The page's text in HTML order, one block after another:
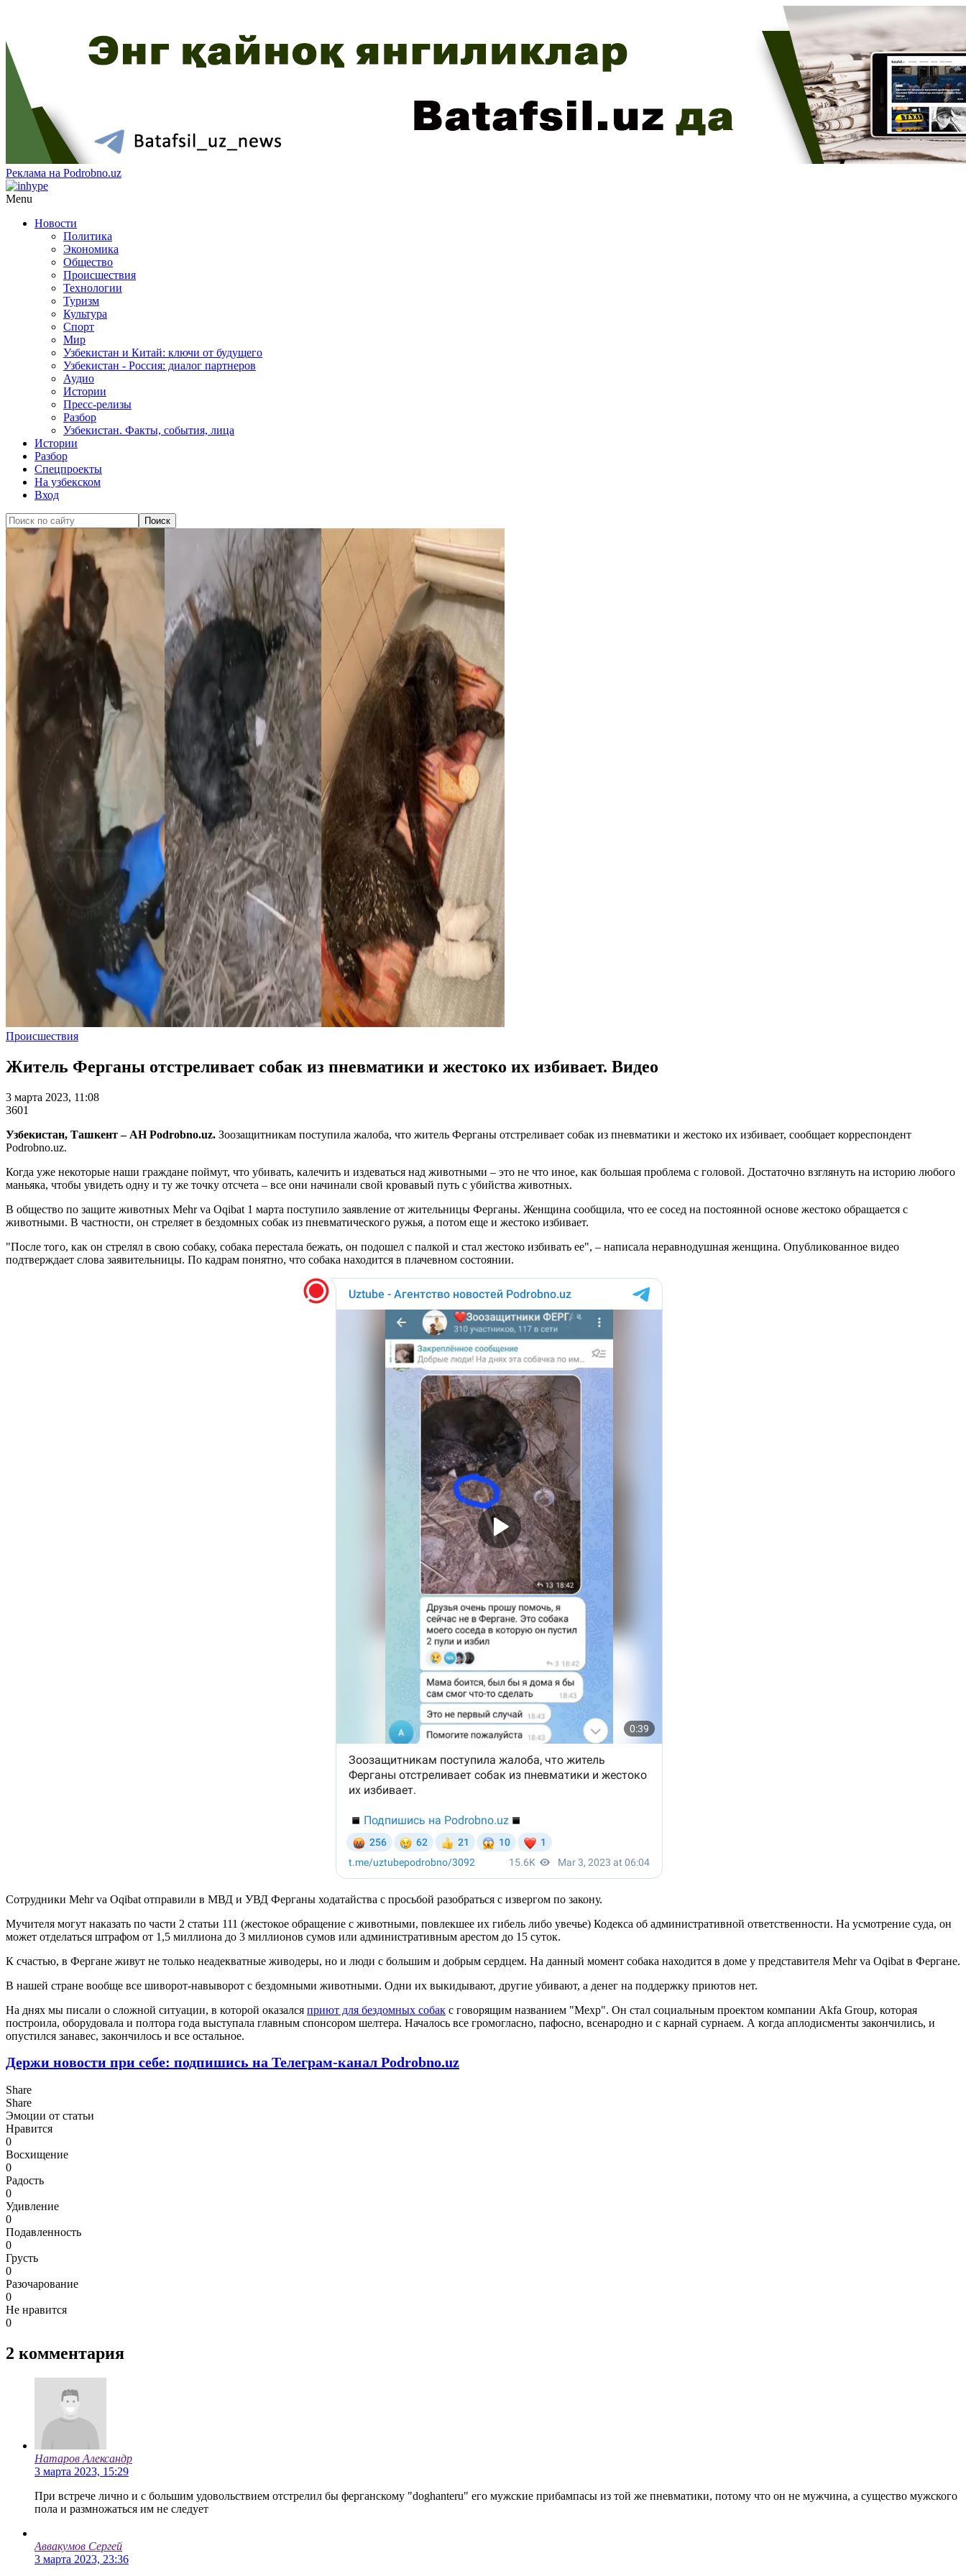
Реклама на Podrobno.uz
Menu
Новости
Политика
Экономика
Общество
Происшествия
Технологии
Туризм
Культура
Спорт
Мир
Узбекистан и Китай: ключи от будущего
Узбекистан - Россия: диалог партнеров
Аудио
Истории
Пресс-релизы
Разбор
Узбекистан. Факты, события, лица
Истории
Разбор
Спецпроекты
На узбекском
Вход
Происшествия
Житель Ферганы отстреливает собак из пневматики и жестоко их избивает. Видео
3 марта 2023, 11:08
3601
Узбекистан, Ташкент – АН Podrobno.uz. Зоозащитникам поступила жалоба, что житель Ферганы отстреливает собак из пневматики и жестоко их избивает, сообщает корреспондент
Podrobno.uz.
Когда уже некоторые наши граждане поймут, что убивать, калечить и издеваться над животными – это не что иное, как большая проблема с головой. Достаточно взглянуть на историю любого
маньяка, чтобы увидеть одну и ту же точку отсчета – все они начинали свой кровавый путь с убийства животных.
В общество по защите животных Mehr va Oqibat 1 марта поступило заявление от жительницы Ферганы. Женщина сообщила, что ее сосед на постоянной основе жестоко обращается с
животными. В частности, он стреляет в бездомных собак из пневматического ружья, а потом еще и жестоко избивает.
"После того, как он стрелял в свою собаку, собака перестала бежать, он подошел с палкой и стал жестоко избивать ее", – написала неравнодушная женщина. Опубликованное видео
подтверждает слова заявительницы. По кадрам понятно, что собака находится в плачевном состоянии.
Сотрудники Mehr va Oqibat отправили в МВД и УВД Ферганы ходатайства с просьбой разобраться с извергом по закону.
Мучителя могут наказать по части 2 статьи 111 (жестокое обращение с животными, повлекшее их гибель либо увечье) Кодекса об административной ответственности. На усмотрение суда, он
может отделаться штрафом от 1,5 миллиона до 3 миллионов сумов или административным арестом до 15 суток.
К счастью, в Фергане живут не только неадекватные живодеры, но и люди с большим и добрым сердцем. На данный момент собака находится в доме у представителя Mehr va Oqibat в Фергане.
В нашей стране вообще все шиворот-навыворот с бездомными животными. Одни их выкидывают, другие убивают, а денег на поддержку приютов нет.
На днях мы писали о сложной ситуации, в которой оказался приют для бездомных собак с говорящим названием "Мехр". Он стал социальным проектом компании Akfa Group, которая
построила, оборудовала и полтора года выступала главным спонсором шелтера. Началось все громогласно, пафосно, всенародно и с карнай сурнаем. А когда аплодисменты закончились, и
опустился занавес, закончилось и все остальное.
Держи новости при себе: подпишись на Телеграм-канал Podrobno.uz
Share
Share
Эмоции от статьи
Нравится
0
Восхищение
0
Радость
0
Удивление
0
Подавленность
0
Грусть
0
Разочарование
0
Не нравится
0
2 комментария
Натаров Александр
3 марта 2023, 15:29
При встрече лично и с большим удовольствием отстрелил бы ферганскому "doghanteru" его мужские прибампасы из той же пневматики, потому что он не мужчина, а существо мужского
пола и размножаться им не следует
Аввакумов Сергей
3 марта 2023, 23:36